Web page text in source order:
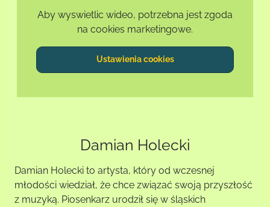
Aby wyswietlic wideo, potrzebna jest zgoda
na cookies marketingowe.
Ustawienia cookies
Damian Holecki
Damian Holecki to artysta, który od wczesnej
młodości wiedział, że chce związać swoją przyszłość
z muzyką. Piosenkarz urodził się w śląskich